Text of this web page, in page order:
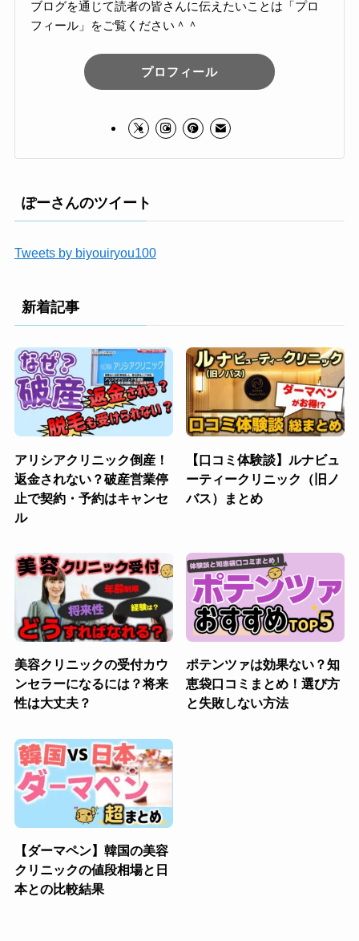
ブログを通じて読者の皆さんに伝えたいことは「プロ
フィール」をご覧ください＾＾
プロフィール
ぽーさんのツイート
Tweets by biyouiryou100
新着記事
アリシアクリニック倒産！
返金されない？破産営業停
止で契約・予約はキャンセ
ル
【口コミ体験談】ルナビュ
ーティークリニック（旧ノ
バス）まとめ
美容クリニックの受付カウ
ンセラーになるには？将来
性は大丈夫？
ポテンツァは効果ない？知
恵袋口コミまとめ！選び方
と失敗しない方法
【ダーマペン】韓国の美容
クリニックの値段相場と日
本との比較結果